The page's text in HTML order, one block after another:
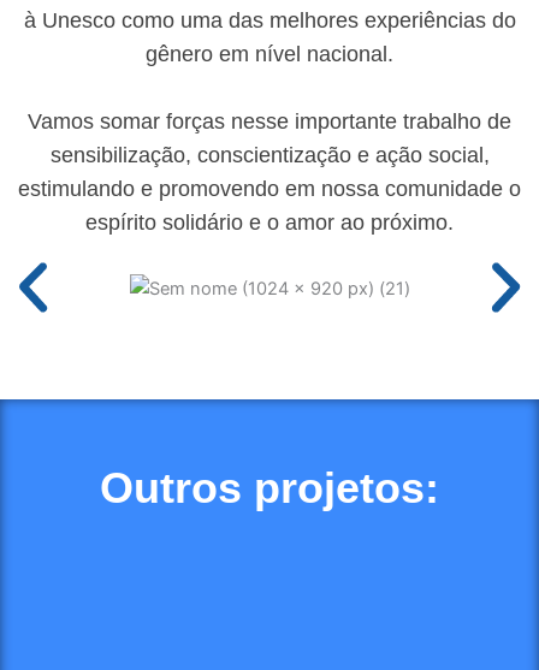
à Unesco como uma das melhores experiências do
gênero em nível nacional.
Vamos somar forças nesse importante trabalho de
sensibilização, conscientização e ação social,
estimulando e promovendo em nossa comunidade o
espírito solidário e o amor ao próximo.
Outros projetos: